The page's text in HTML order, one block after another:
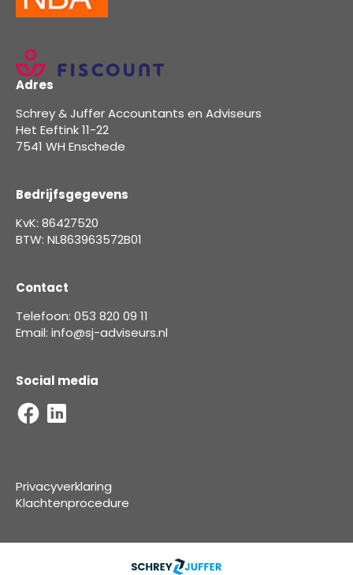
Adres
Schrey & Juffer Accountants en Adviseurs
Het Eeftink 11-22
7541 WH Enschede
Bedrijfsgegevens
KvK: 86427520
BTW: NL863963572B01
Contact
Telefoon: 053 820 09 11
Email: info@sj-adviseurs.nl
Social media
Privacyverklaring
Klachtenprocedure